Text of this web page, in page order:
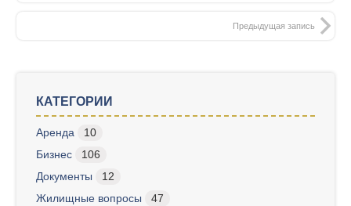
Предыдущая запись
КАТЕГОРИИ
Аренда
10
Бизнес
106
Документы
12
Жилищные вопросы
47